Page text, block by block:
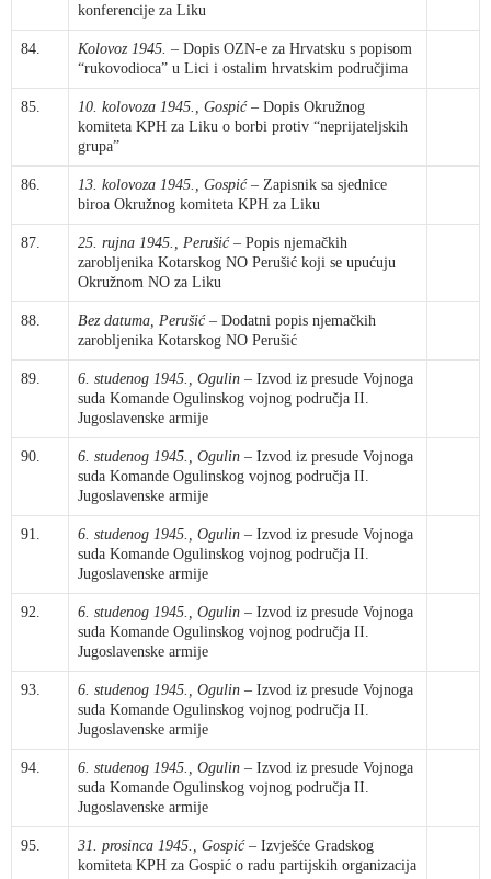
konferencije za Liku
84. Kolovoz 1945. – Dopis OZN-e za Hrvatsku s popisom
“rukovodioca” u Lici i ostalim hrvatskim područjima
85. 10. kolovoza 1945., Gospić – Dopis Okružnog
komiteta KPH za Liku o borbi protiv “neprijateljskih
grupa”
86. 13. kolovoza 1945., Gospić – Zapisnik sa sjednice
biroa Okružnog komiteta KPH za Liku
87. 25. rujna 1945., Perušić – Popis njemačkih
zarobljenika Kotarskog NO Perušić koji se upućuju
Okružnom NO za Liku
88. Bez datuma, Perušić – Dodatni popis njemačkih
zarobljenika Kotarskog NO Perušić
89. 6. studenog 1945., Ogulin – Izvod iz presude Vojnoga
suda Komande Ogulinskog vojnog područja II.
Jugoslavenske armije
90. 6. studenog 1945., Ogulin – Izvod iz presude Vojnoga
suda Komande Ogulinskog vojnog područja II.
Jugoslavenske armije
91. 6. studenog 1945., Ogulin – Izvod iz presude Vojnoga
suda Komande Ogulinskog vojnog područja II.
Jugoslavenske armije
92. 6. studenog 1945., Ogulin – Izvod iz presude Vojnoga
suda Komande Ogulinskog vojnog područja II.
Jugoslavenske armije
93. 6. studenog 1945., Ogulin – Izvod iz presude Vojnoga
suda Komande Ogulinskog vojnog područja II.
Jugoslavenske armije
94. 6. studenog 1945., Ogulin – Izvod iz presude Vojnoga
suda Komande Ogulinskog vojnog područja II.
Jugoslavenske armije
95. 31. prosinca 1945., Gospić – Izvješće Gradskog
komiteta KPH za Gospić o radu partijskih organizacija